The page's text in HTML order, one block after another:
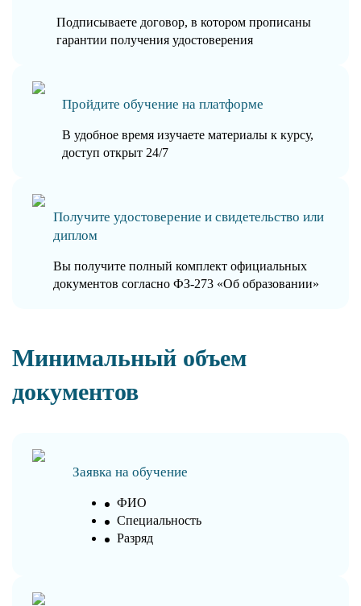
Подписываете договор, в котором прописаны
гарантии получения удостоверения
Пройдите обучение на платформе
В удобное время изучаете материалы к курсу,
доступ открыт 24/7
Получите удостоверение и свидетельство или
диплом
Вы получите полный комплект официальных
документов согласно ФЗ-273 «Об образовании»
Минимальный объем
документов
Заявка на обучение
ФИО
Специальность
Разряд